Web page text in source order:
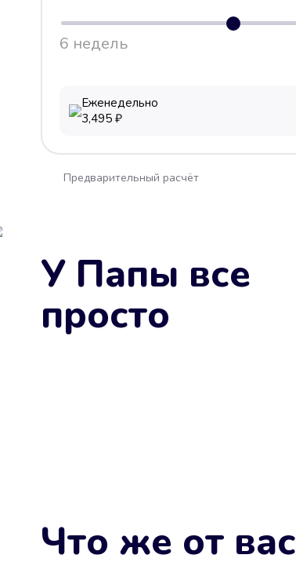
6 недель
Еженедельно
3,495 ₽
Предварительный расчёт
У Папы все
просто
Что же от вас